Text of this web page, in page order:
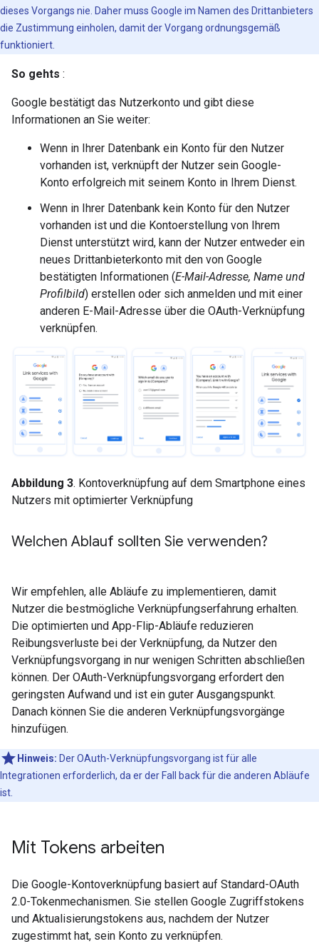
dieses Vorgangs nie. Daher muss Google im Namen des Drittanbieters
die Zustimmung einholen, damit der Vorgang ordnungsgemäß
funktioniert.
So gehts :
Google bestätigt das Nutzerkonto und gibt diese
Informationen an Sie weiter:
Wenn in Ihrer Datenbank ein Konto für den Nutzer
vorhanden ist, verknüpft der Nutzer sein Google-
Konto erfolgreich mit seinem Konto in Ihrem Dienst.
Wenn in Ihrer Datenbank kein Konto für den Nutzer
vorhanden ist und die Kontoerstellung von Ihrem
Dienst unterstützt wird, kann der Nutzer entweder ein
neues Drittanbieterkonto mit den von Google
bestätigten Informationen (E-Mail-Adresse, Name und
Profilbild) erstellen oder sich anmelden und mit einer
anderen E-Mail-Adresse über die OAuth-Verknüpfung
verknüpfen.
Abbildung 3. Kontoverknüpfung auf dem Smartphone eines
Nutzers mit optimierter Verknüpfung
Welchen Ablauf sollten Sie verwenden?
Wir empfehlen, alle Abläufe zu implementieren, damit
Nutzer die bestmögliche Verknüpfungserfahrung erhalten.
Die optimierten und App-Flip-Abläufe reduzieren
Reibungsverluste bei der Verknüpfung, da Nutzer den
Verknüpfungsvorgang in nur wenigen Schritten abschließen
können. Der OAuth-Verknüpfungsvorgang erfordert den
geringsten Aufwand und ist ein guter Ausgangspunkt.
Danach können Sie die anderen Verknüpfungsvorgänge
hinzufügen.
Hinweis: Der OAuth-Verknüpfungsvorgang ist für alle
Integrationen erforderlich, da er der Fall back für die anderen Abläufe
ist.
Mit Tokens arbeiten
Die Google-Kontoverknüpfung basiert auf Standard-OAuth
2.0-Tokenmechanismen. Sie stellen Google Zugriffstokens
und Aktualisierungstokens aus, nachdem der Nutzer
zugestimmt hat, sein Konto zu verknüpfen.